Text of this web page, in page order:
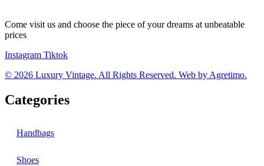
Come visit us and choose the piece of your dreams at unbeatable
prices
Instagram Tiktok
© 2026 Luxury Vintage. All Rights Reserved. Web by Agretimo.
Categories
Handbags
Shoes